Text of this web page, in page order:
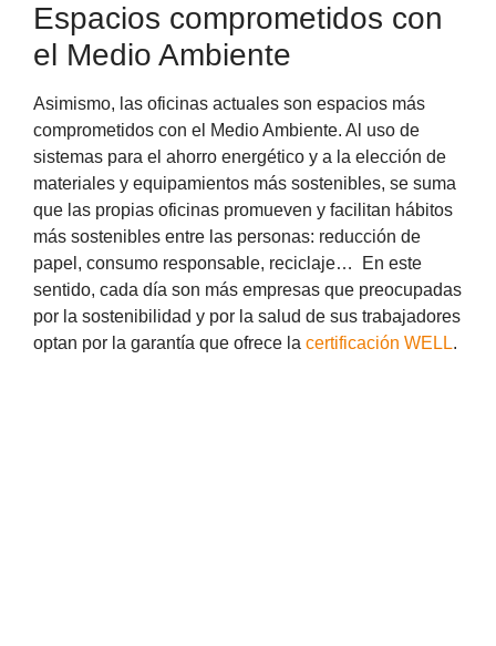
Espacios comprometidos con
el Medio Ambiente
Asimismo, las oficinas actuales son espacios más
comprometidos con el Medio Ambiente. Al uso de
sistemas para el ahorro energético y a la elección de
materiales y equipamientos más sostenibles, se suma
que las propias oficinas promueven y facilitan hábitos
más sostenibles entre las personas: reducción de
papel, consumo responsable, reciclaje… En este
sentido, cada día son más empresas que preocupadas
por la sostenibilidad y por la salud de sus trabajadores
optan por la garantía que ofrece la certificación WELL.